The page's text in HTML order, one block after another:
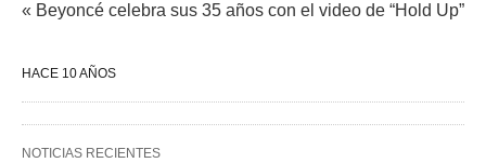
« Beyoncé celebra sus 35 años con el video de “Hold Up”
HACE 10 AÑOS
NOTICIAS RECIENTES